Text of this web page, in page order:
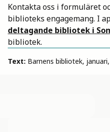
Kontakta oss i formuläret
biblioteks engagemang. I
deltagande bibliotek i
bibliotek.
Text: Barnens bibliotek,